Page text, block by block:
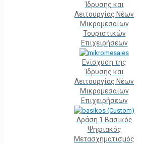
Ίδρυσης και
Λειτουργίας Νέων
Μικρομεσαίων
Τουριστικών
Επιχειρήσεων
Ενίσχυση της
Ίδρυσης και
Λειτουργίας Νέων
Μικρομεσαίων
Επιχειρήσεων
Δράση 1 Βασικός
Ψηφιακός
Μετασχηματισμός